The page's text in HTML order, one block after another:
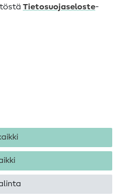
Tietosuojaseloste-